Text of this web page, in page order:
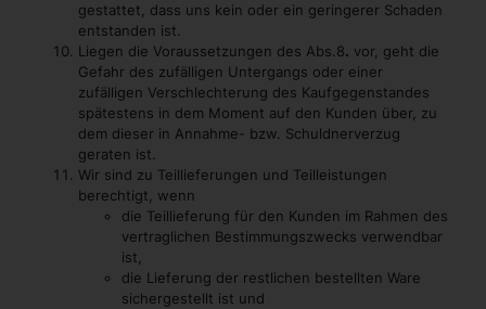
gestattet, dass uns kein oder ein geringerer Schaden
entstanden ist.
Liegen die Voraussetzungen des Abs.8. vor, geht die
Gefahr des zufälligen Untergangs oder einer
zufälligen Verschlechterung des Kaufgegenstandes
spätestens in dem Moment auf den Kunden über, zu
dem dieser in Annahme- bzw. Schuldnerverzug
geraten ist.
Wir sind zu Teillieferungen und Teilleistungen
berechtigt, wenn
die Teillieferung für den Kunden im Rahmen des
vertraglichen Bestimmungszwecks verwendbar
ist,
die Lieferung der restlichen bestellten Ware
sichergestellt ist und